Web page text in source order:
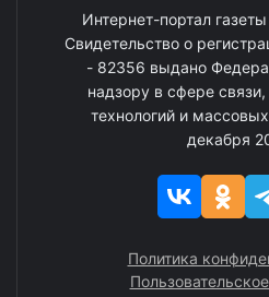
Интернет-портал
Свидетельство о
- 82356 выдано
надзору в сфере
технологий и
декабря
Политика